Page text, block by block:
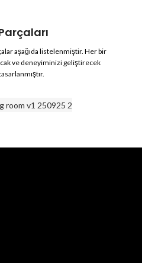
aşağıda listelenmiştir. Her bir
ve deneyiminizi geliştirecek